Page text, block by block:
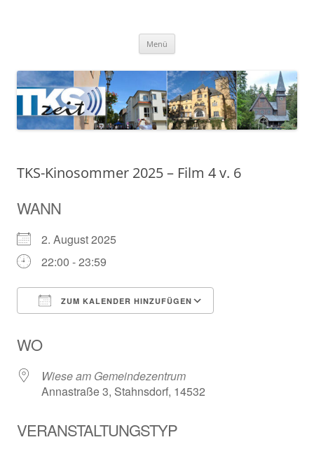
Menü
TKS-Kinosommer 2025 – Film 4 v. 6
WANN
2. August 2025
22:00 - 23:59
ZUM KALENDER HINZUFÜGEN
WO
Wiese am Gemeindezentrum
Annastraße 3, Stahnsdorf, 14532
VERANSTALTUNGSTYP